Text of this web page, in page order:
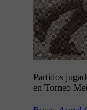
Partidos
en Torneo